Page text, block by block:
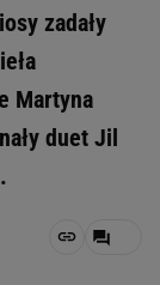
zadały
Martyna
duet Jil